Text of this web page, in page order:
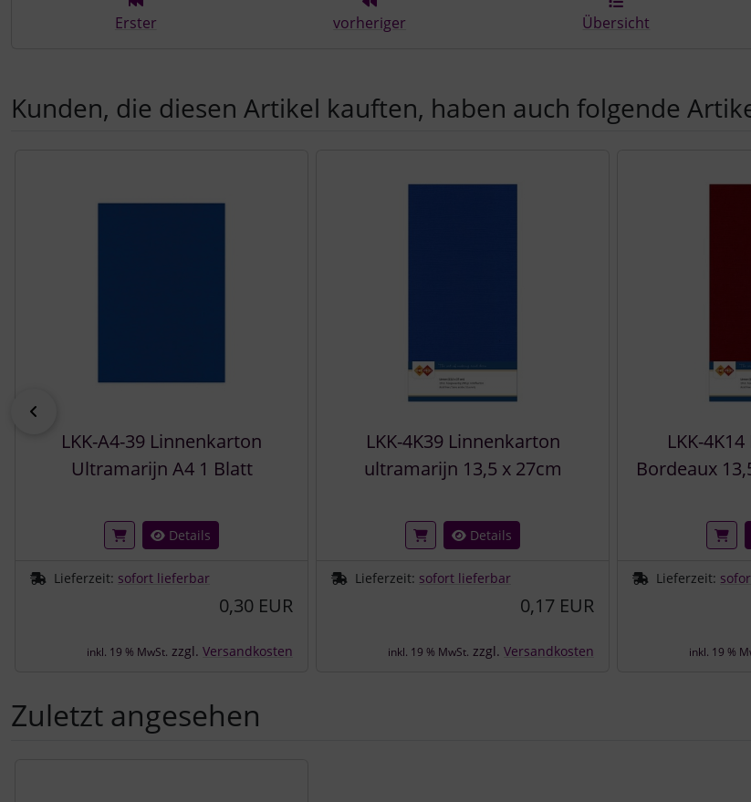
Erster vorheriger Übersicht
Kunden, die diesen Artikel kauften, haben auch folgende
LKK-A4-39 Linnenkarton
Ultramarijn A4 1 Blatt
Details
Lieferzeit: sofort lieferbar
0,30 EUR
inkl. 19 % MwSt. zzgl. Versandkosten
LKK-4K39 Linnenkarton
ultramarijn 13,5 x 27cm
Details
Lieferzeit: sofort lieferbar
0,17 EUR
inkl. 19 % MwSt. zzgl. Versandkosten
LKK-
Bordeaux
Lieferzeit:
inkl. 19 %
Zuletzt angesehen